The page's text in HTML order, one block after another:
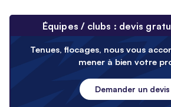
Équipes / clubs : devis
Tenues, flocages, nous vous
mener à bien votre
Demander un devis